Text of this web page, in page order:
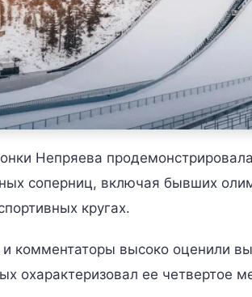
Непряева
соперниц, включая бывших
кругах.
комментаторы высоко оценили
охарактеризовал ее четвертое